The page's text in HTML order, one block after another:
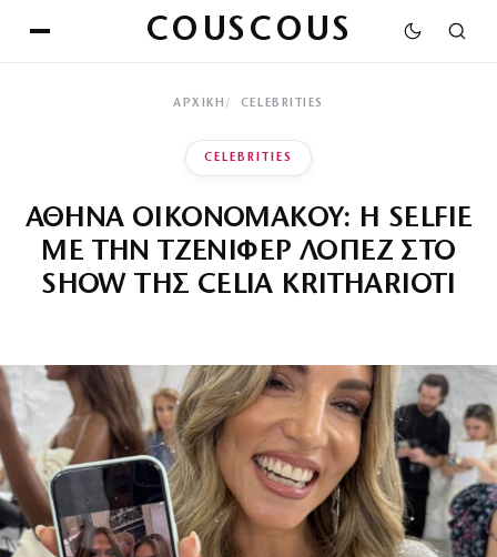
COUSCOUS
ΑΡΧΙΚΉ CELEBRITIES
CELEBRITIES
ΑΘΗΝΑ ΟΙΚΟΝΟΜΑΚΟΥ: Η SELFIE
ΜΕ ΤΗΝ ΤΖΕΝΙΦΕΡ ΛΟΠΕΖ ΣΤΟ
SHOW ΤΗΣ CELIA KRITHARIOTI